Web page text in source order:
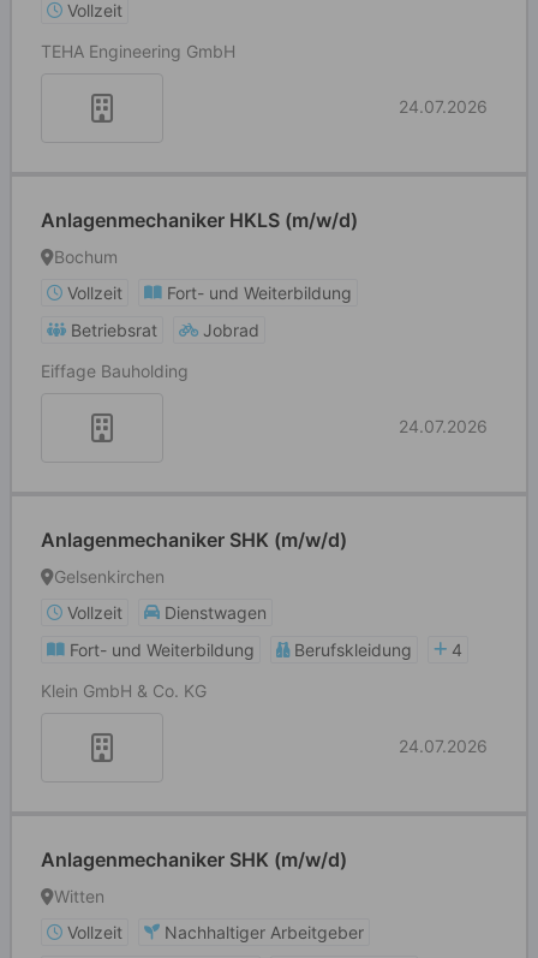
Vollzeit
TEHA Engineering GmbH
24.07.2026
Anlagenmechaniker HKLS (m/w/d)
Bochum
Vollzeit
Fort- und Weiterbildung
Betriebsrat
Jobrad
Eiffage Bauholding
24.07.2026
Anlagenmechaniker SHK (m/w/d)
Gelsenkirchen
Vollzeit
Dienstwagen
Fort- und Weiterbildung
Berufskleidung
4
Klein GmbH & Co. KG
24.07.2026
Anlagenmechaniker SHK (m/w/d)
Witten
Vollzeit
Nachhaltiger Arbeitgeber